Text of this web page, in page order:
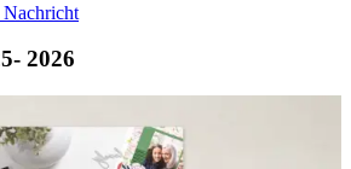
Nachricht
2026